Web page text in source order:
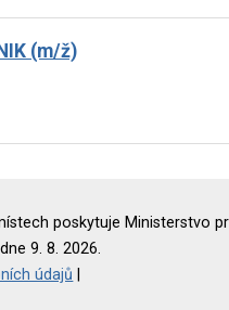
(m/ž)
poskytuje Ministerstvo
9. 8. 2026.
údajů